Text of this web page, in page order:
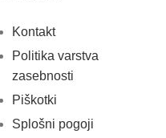
Kontakt
Politika varstva
zasebnosti
Piškotki
Splošni pogoji